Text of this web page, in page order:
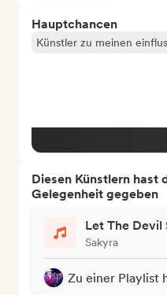
Hauptchancen
Künstler zu meinen
Diesen Künstlern hast
Gelegenheit gegeben
Let The Devil
Sakyra
Zu einer Playlist